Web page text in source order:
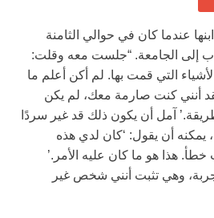
عندما كان في حوالي الثامنة
إلى الجامعة. “جلست معه وقلت:
التي قمت بها. لم أكن أعلم ما
أنني كنت صارمة معك، لم يكن
آمل أن يكون ذلك قد غير سردًا
يمكنه أن يقول: ‘كان لدي هذه
خطأ. هذا هو ما كان عليه الأمر.’
وهي تثبت أنني شخص غير